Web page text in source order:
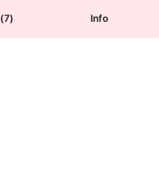
(7) Info